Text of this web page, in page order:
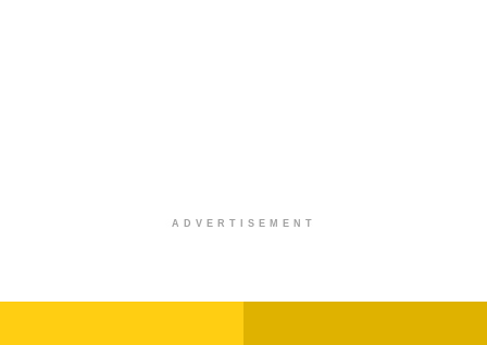
ADVERTISEMENT